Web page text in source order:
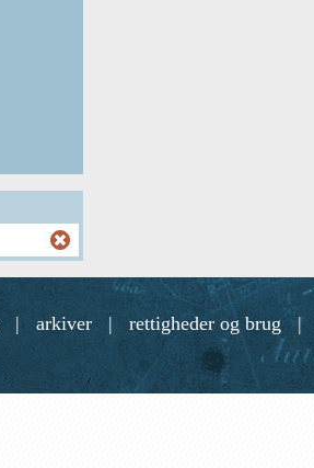
| arkiver | rettigheder og brug |